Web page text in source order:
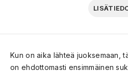
Kun on aika lähteä juoksemaan,
on ehdottomasti ensimmäinen